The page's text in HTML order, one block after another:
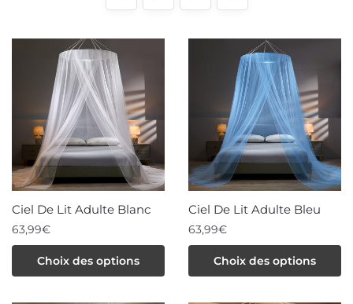
Ciel De Lit Adulte Blanc
63,99€
Choix des options
produit
Ciel De Lit Adulte Bleu
63,99€
Choix des options
produit